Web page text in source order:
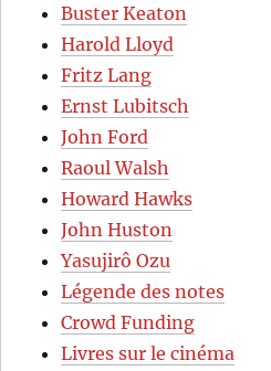
Buster Keaton
Harold Lloyd
Fritz Lang
Ernst Lubitsch
John Ford
Raoul Walsh
Howard Hawks
John Huston
Yasujirô Ozu
Légende des notes
Crowd Funding
Livres sur le cinéma